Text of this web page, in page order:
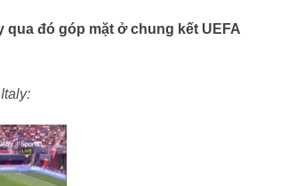
đó góp mặt ở chung kết UEFA